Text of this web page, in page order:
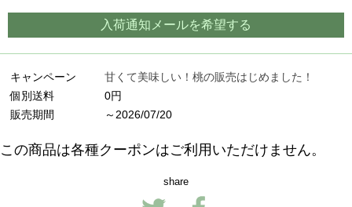
入荷通知メールを希望する
キャンペーン
甘くて美味しい！桃の販売はじめました！
個別送料
0円
販売期間
～2026/07/20
この商品は各種クーポンはご利用いただけません。
share